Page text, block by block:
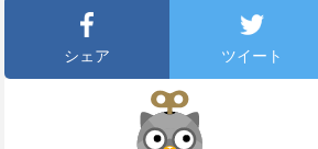
シェア ツイート